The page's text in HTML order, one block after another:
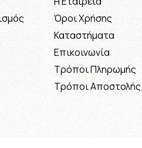
Όροι Χρήσης
Καταστήματα
Επικοινωνία
Τρόποι Πληρωμής
Τρόποι Αποστολής